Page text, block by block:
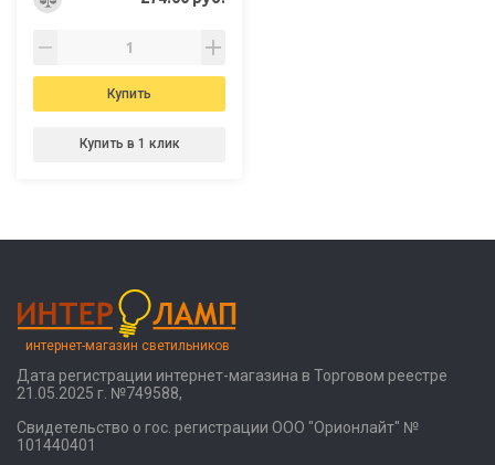
Купить
Купить в 1 клик
интернет-магазин светильников
Дата регистрации интернет-магазина в Торговом реестре
21.05.2025 г. №749588,
Свидетельство о гос. регистрации ООО "Орионлайт" №
101440401